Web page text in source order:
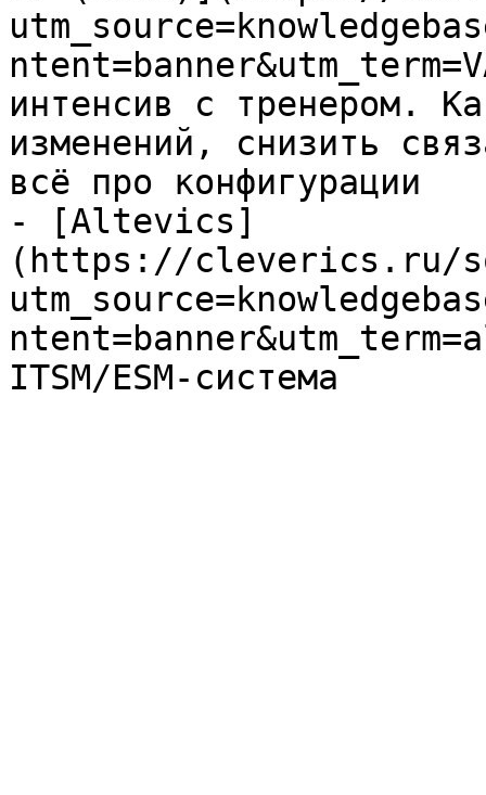
интенсив с тренером.
изменений, снизить
всё про конфигурации
- [Altevics]
(https://cleverics.ru/
ITSM/ESM-система